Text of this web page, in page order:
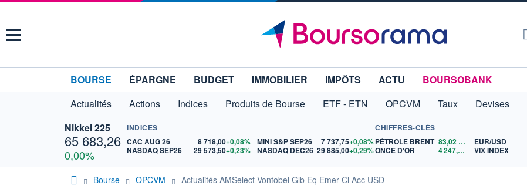
Menu
BOURSE ÉPARGNE BUDGET IMMOBILIER IMPÔTS ACTU
BOURSOBANK
Actualités
Actions Indices Produits de Bourse ETF - ETN OPCVM Taux Devises
Nikkei 225
65 683,26
0,00%
INDICES
CAC AUG 26
8 718,00+0,08%
NASDAQ SEP26
29 573,50+0,23%
MINI S&P SEP26 7 737,75+0,08%
NASDAQ DEC26 29 885,00+0,29%
CHIFFRES-CLÉS
PÉTROLE BRENT 83,02
ONCE D'OR
4 247,71 $US
EUR/USD
VIX INDEX
Bourse OPCVM Actualités AMSelect Vontobel Glb Eq Emer Cl Acc USD